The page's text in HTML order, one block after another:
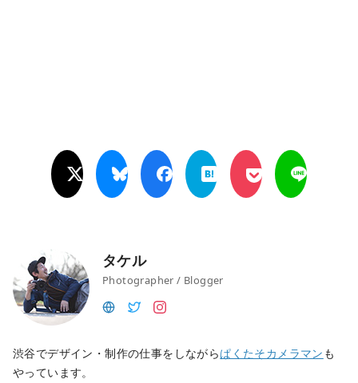
タケル
Photographer / Blogger
渋谷でデザイン・制作の仕事をしながらぱくたそカメラマン も
やっています。